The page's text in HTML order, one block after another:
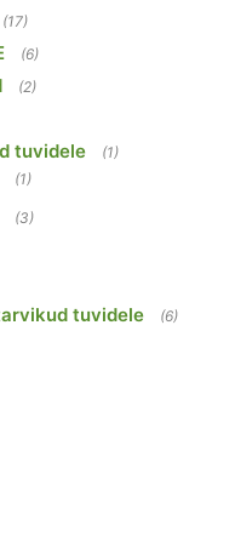
(17)
(6)
(2)
tuvidele (1)
(1)
(3)
tuvidele (6)